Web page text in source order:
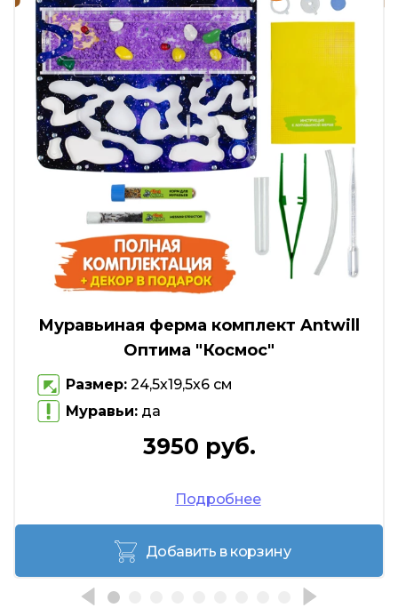
Муравьиная ферма комплект Antwill
Оптима "Космос"
Размер: 24,5х19,5х6 см
Муравьи: да
3950 руб.
Подробнее
Добавить в корзину